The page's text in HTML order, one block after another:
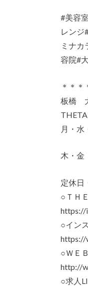
#美容
レンジ
ミナ
容院#
＊＊
板橋
月・
木・
定休日
○ＴＨ
https://
○イン
https://
○ＷＥ
http://
○求人